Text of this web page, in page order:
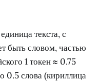
текста, с
быть словом, частью
1 токен ≈ 0.75
0.5 слова (кириллица